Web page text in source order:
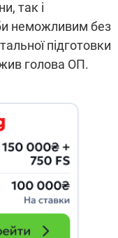
так і
неможливим без
підготовки
голова ОП.